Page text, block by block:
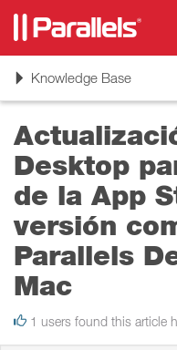
ToggleKnowledge Base
Desktop
de la App
versión
Parallels
Mac
1 users found this article